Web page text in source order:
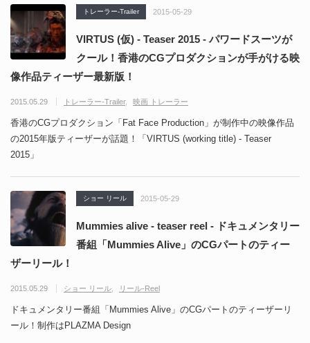
トレーラー-Trailer 2015-05-29
VIRTUS (仮) - Teaser 2015 - パワードスーツが
クール！香港のCGプロダクションが手がける映
像作品ティーザー最新版！
2015.05.29 トレーラー-Trailer 映画 トレーラー
香港のCGプロダクション「Fat Face Production」が制作中の映像作品
の2015年版ティーザーが話題！「VIRTUS (working title) - Teaser
2015」
ショー リール 2015-05-29
Mummies alive - teaser reel - ドキュメンタリー
番組「Mummies Alive」のCGパートのティー
ザーリール！
2015.05.29 ショー リール リール-Reel
ドキュメンタリー番組「Mummies Alive」のCGパートのティーザーリ
ール！制作はPLAZMA Design